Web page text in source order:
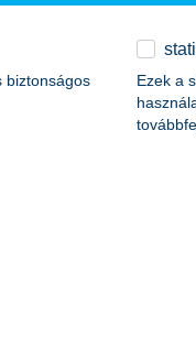
időszak kezdetén
kínálja
biztonságos
Ezek a